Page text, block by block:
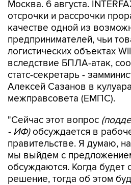
качестве одной из
предпринимателей, чьи
логистических объектах
вследствие БПЛА-атак,
статс-секретарь -
Алексей Сазанов в
межправсовета (ЕМПС).
"Сейчас этот вопрос
правительстве. Я думаю,
мы выйдем с
обсуждаются. Когда будет
решение, тогда об этом
том числе, обсуждаются
по налогам", - сказал он.